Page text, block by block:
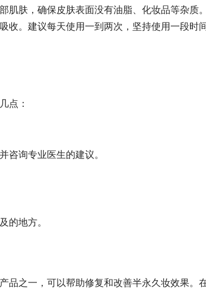
肌肤，确保皮肤表面没有油脂、化妆品等杂质
收。建议每天使用一到两次，坚持使用一段时
点：
咨询专业医生的建议。
的地方。
品之一，可以帮助修复和改善半永久妆效果。